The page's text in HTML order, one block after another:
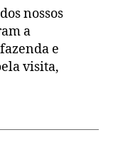
nossos
a
e
visita,